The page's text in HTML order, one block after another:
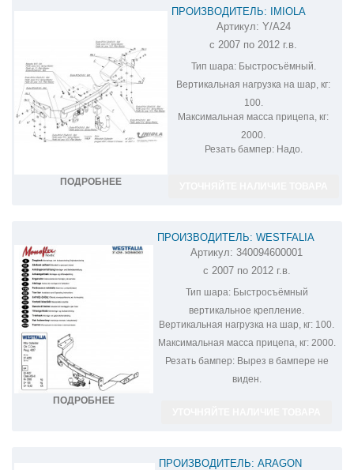
ПОДРОБНЕЕ
ПРОИЗВОДИТЕЛЬ: IMIOLA
ФАРКОП НА MITSUBISHI
OUTLANDER Y/A24
Артикул: Y/A24
с 2007 по 2012 г.в.
Тип шара:Быстросъёмный.
Вертикальная нагрузка на шар, кг:
100.
Максимальная масса прицепа, кг:
2000.
Резать бампер:Надо.
ПОДРОБНЕЕ
ПРОИЗВОДИТЕЛЬ: WESTFALIA
ФАРКОП НА MITSUBISHI OUTLANDER
340094600001
Артикул: 340094600001
с 2007 по 2012 г.в.
Тип шара:Быстросъёмный
вертикальное крепление.
Вертикальная нагрузка на шар, кг: 100.
Максимальная масса прицепа, кг:2000.
Резать бампер:Вырез в бампере не
виден.
ПРОИЗВОДИТЕЛЬ: ARAGON